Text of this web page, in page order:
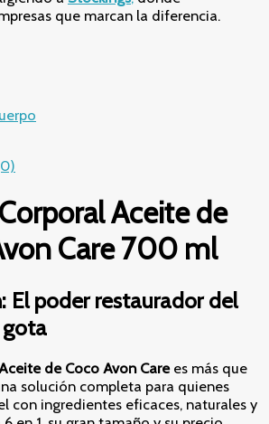
que marcan la diferencia.
Aceite de
Care 700 ml
El poder restaurador del
de Coco Avon Carees más que
solución completa para quienes
con ingredientes eficaces, naturales y